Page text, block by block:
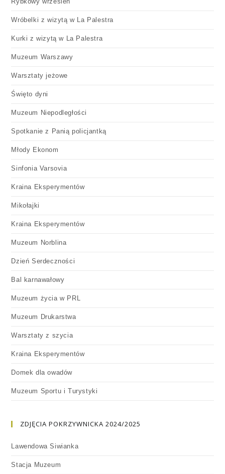
Wróbelki z wizytą w La Palestra
Kurki z wizytą w La Palestra
Muzeum Warszawy
Warsztaty jeżowe
Święto dyni
Muzeum Niepodległości
Spotkanie z Panią policjantką
Młody Ekonom
Sinfonia Varsovia
Kraina Eksperymentów
Mikołajki
Kraina Eksperymentów
Muzeum Norblina
Dzień Serdeczności
Bal karnawałowy
Muzeum życia w PRL
Muzeum Drukarstwa
Warsztaty z szycia
Kraina Eksperymentów
Domek dla owadów
Muzeum Sportu i Turystyki
ZDJĘCIA POKRZYWNICKA 2024/2025
Lawendowa Siwianka
Stacja Muzeum